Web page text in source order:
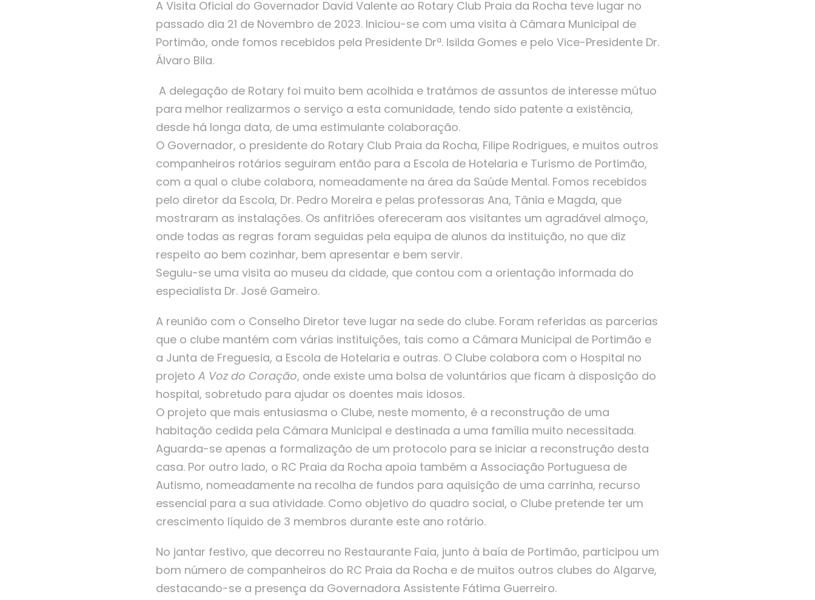
A Visita Oficial do Governador David Valente ao Rotary Club Praia da Rocha teve lugar no
passado dia 21 de Novembro de 2023. Iniciou-se com uma visita à Câmara Municipal de
Portimão, onde fomos recebidos pela Presidente Drª. Isilda Gomes e pelo Vice-Presidente Dr.
Álvaro Bila.
A delegação de Rotary foi muito bem acolhida e tratámos de assuntos de interesse mútuo
para melhor realizarmos o serviço a esta comunidade, tendo sido patente a existência,
desde há longa data, de uma estimulante colaboração.
O Governador, o presidente do Rotary Club Praia da Rocha, Filipe Rodrigues, e muitos outros
companheiros rotários seguiram então para a Escola de Hotelaria e Turismo de Portimão,
com a qual o clube colabora, nomeadamente na área da Saúde Mental. Fomos recebidos
pelo diretor da Escola, Dr. Pedro Moreira e pelas professoras Ana, Tânia e Magda, que
mostraram as instalações. Os anfitriões ofereceram aos visitantes um agradável almoço,
onde todas as regras foram seguidas pela equipa de alunos da instituição, no que diz
respeito ao bem cozinhar, bem apresentar e bem servir.
Seguiu-se uma visita ao museu da cidade, que contou com a orientação informada do
especialista Dr. José Gameiro.
A reunião com o Conselho Diretor teve lugar na sede do clube. Foram referidas as parcerias
que o clube mantém com várias instituições, tais como a Câmara Municipal de Portimão e
a Junta de Freguesia, a Escola de Hotelaria e outras. O Clube colabora com o Hospital no
projeto A Voz do Coração, onde existe uma bolsa de voluntários que ficam à disposição do
hospital, sobretudo para ajudar os doentes mais idosos.
O projeto que mais entusiasma o Clube, neste momento, é a reconstrução de uma
habitação cedida pela Câmara Municipal e destinada a uma família muito necessitada.
Aguarda-se apenas a formalização de um protocolo para se iniciar a reconstrução desta
casa. Por outro lado, o RC Praia da Rocha apoia também a Associação Portuguesa de
Autismo, nomeadamente na recolha de fundos para aquisição de uma carrinha, recurso
essencial para a sua atividade. Como objetivo do quadro social, o Clube pretende ter um
crescimento líquido de 3 membros durante este ano rotário.
No jantar festivo, que decorreu no Restaurante Faia, junto à baía de Portimão, participou um
bom número de companheiros do RC Praia da Rocha e de muitos outros clubes do Algarve,
destacando-se a presença da Governadora Assistente Fátima Guerreiro.